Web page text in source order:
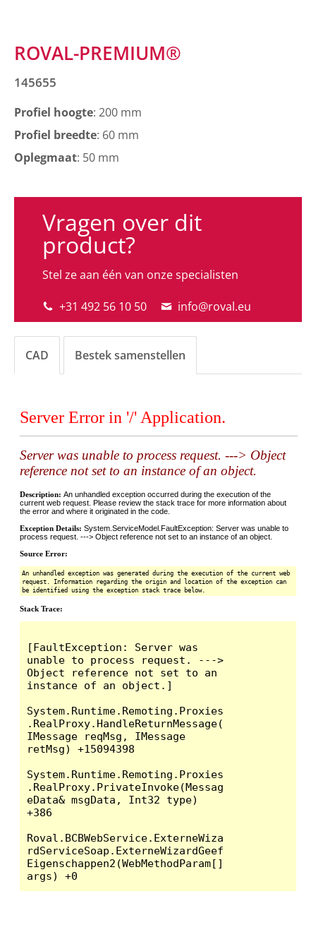
ROVAL-PREMIUM®
145655
Profiel hoogte: 200 mm
Profiel breedte: 60 mm
Oplegmaat: 50 mm
Vragen over dit
product?
Stel ze aan één van onze specialisten
+31 492 56 10 50 info@roval.eu
CAD Bestek samenstellen